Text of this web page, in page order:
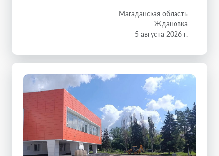
Магаданская область
Ждановка
5 августа 2026 г.